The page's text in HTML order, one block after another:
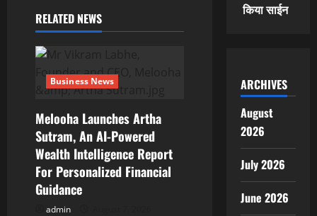
RELATED NEWS
Business News
Melooha Launches Artha
Sutram, An AI-Powered
Wealth Intelligence Report
For Personalized Financial
Guidance
admin
किया साईन
ARCHIVES
August
2026
July 2026
June 2026